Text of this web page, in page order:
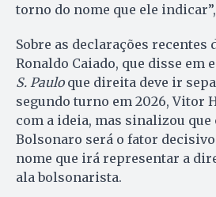
torno do nome que ele
Sobre as declarações recentes
Ronaldo Caiado, que disse em
S. Pauloque direita deve ir
segundo turno em 2026, Vitor
com a ideia, mas sinalizou que
Bolsonaro será o fator
nome que irá representar a
ala bolsonarista.